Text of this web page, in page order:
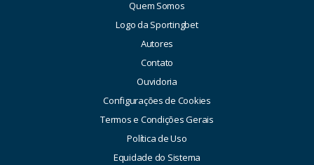
Quem Somos
Logo da Sportingbet
Autores
Contato
Ouvidoria
Configurações de Cookies
Termos e Condições Gerais
Política de Uso
Equidade do Sistema